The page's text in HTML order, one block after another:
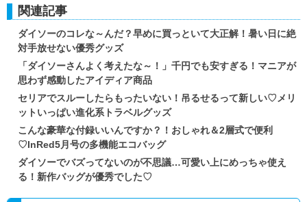
関連記事
ダイソーのコレな～んだ？早めに買っといて大正解！暑い日に絶
対手放せない優秀グッズ
「ダイソーさんよく考えたな～！」千円でも安すぎる！マニアが
思わず感動したアイディア商品
セリアでスルーしたらもったいない！吊るせるって新しい♡メリ
ットいっぱい進化系トラベルグッズ
こんな豪華な付録いいんですか？！おしゃれ＆2層式で便利
♡InRed5月号の多機能エコバッグ
ダイソーでバズってないのが不思議…可愛い上にめっちゃ使え
る！新作バッグが優秀でした♡